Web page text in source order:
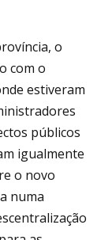
o
com o
estiveram
públicos
igualmente
o novo
numa